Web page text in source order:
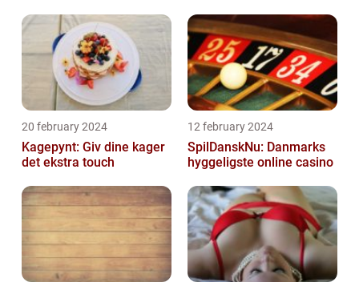
20 february 2024
Kagepynt: Giv dine kager
det ekstra touch
12 february 2024
SpilDanskNu: Danmarks
hyggeligste online casino